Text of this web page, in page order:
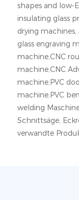
shapes and low-
insulating glass
drying
glass engraving
machine,CNC
machine,CNC
machine,PVC
machine,PVC
welding
Schnittsäge,
verwandte